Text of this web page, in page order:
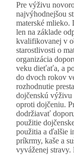
Pre výživu
najvýhodnejšou
materské mlieko.
len na základe
kvalifikovanej v
starostlivosti o
organizácia
veku dieťaťa, a
do dvoch rokov
rozhodnutie
dojčenskú výživu
oproti dojčeniu.
dodržiavať
použitie
použitia a ďalšie
príkrmy, kaše a
vyváženej